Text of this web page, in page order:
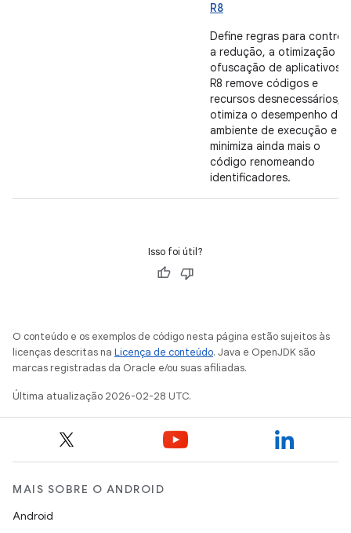
R8
Define regras para
a redução, a otimização e
ofuscação de aplicativos.
R8 remove códigos e
recursos desnecessários,
otimiza o desempenho do
ambiente de execução e
minimiza ainda mais o
código renomeando
identificadores.
Isso foi útil?
O conteúdo e os exemplos de código nesta página estão sujeitos às
licenças descritas na Licença de conteúdo. Java e OpenJDK são
marcas registradas da Oracle e/ou suas afiliadas.
Última atualização 2026-02-28 UTC.
MAIS SOBRE O ANDROID
Android